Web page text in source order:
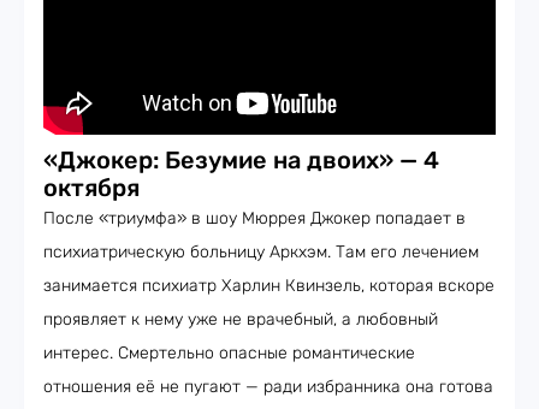
«Джокер: Безумие на двоих» — 4
октября
После «триумфа» в шоу Мюррея Джокер попадает в
психиатрическую больницу Аркхэм. Там его лечением
занимается психиатр Харлин Квинзель, которая вскоре
проявляет к нему уже не врачебный, а любовный
интерес. Смертельно опасные романтические
отношения её не пугают — ради избранника она готова